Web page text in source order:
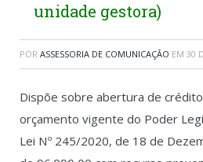
unidade gestora)
POR ASSESSORIA DE COMUNICAÇÃO EM 30
Dispõe sobre abertura de
orçamento vigente do Poder
Lei Nº 245/2020, de 18 de